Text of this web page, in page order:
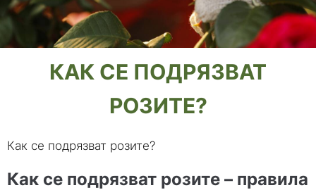
КАК СЕ ПОДРЯЗВАТ
РОЗИТЕ?
Как се подрязват розите?
Как се подрязват розите – правила